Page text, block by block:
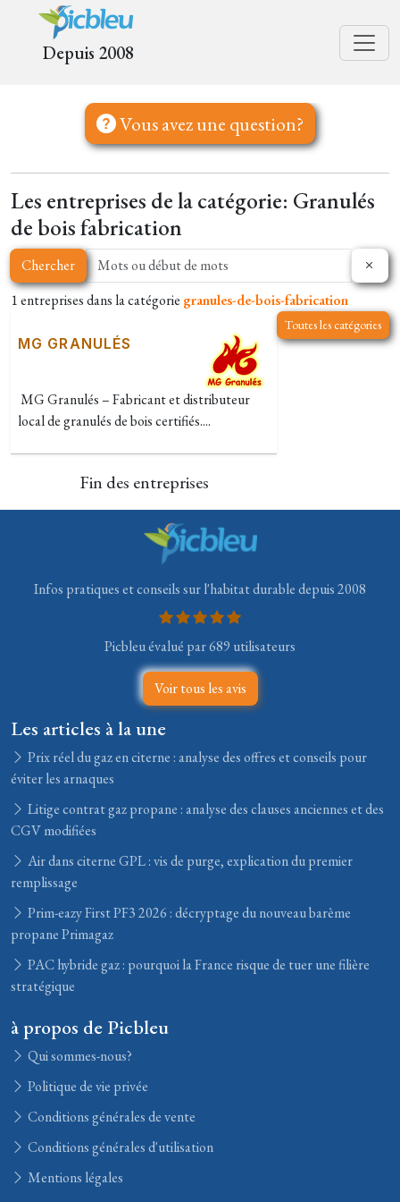
Depuis 2008
Vous avez une question?
Les entreprises de la catégorie: Granulés
de bois fabrication
Chercher
1 entreprises dans la catégorie granules-de-bois-fabrication
Toutes les catégories
MG GRANULÉS
MG Granulés – Fabricant et distributeur
local de granulés de bois certifiés....
Fin des entreprises
Infos pratiques et conseils sur l'habitat durable depuis 2008
Picbleu évalué par 689 utilisateurs
Voir tous les avis
Les articles à la une
Prix réel du gaz en citerne : analyse des offres et conseils pour
éviter les arnaques
Litige contrat gaz propane : analyse des clauses anciennes et des
CGV modifiées
Air dans citerne GPL : vis de purge, explication du premier
remplissage
Prim-eazy First PF3 2026 : décryptage du nouveau barème
propane Primagaz
PAC hybride gaz : pourquoi la France risque de tuer une filière
stratégique
à propos de Picbleu
Qui sommes-nous?
Politique de vie privée
Conditions générales de vente
Conditions générales d'utilisation
Mentions légales